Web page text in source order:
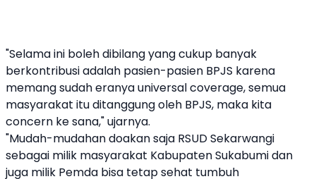
"Selama ini boleh dibilang yang cukup banyak
berkontribusi adalah pasien-pasien BPJS karena
memang sudah eranya universal coverage, semua
masyarakat itu ditanggung oleh BPJS, maka kita
concern ke sana," ujarnya.
"Mudah-mudahan doakan saja RSUD Sekarwangi
sebagai milik masyarakat Kabupaten Sukabumi dan
juga milik Pemda bisa tetap sehat tumbuh